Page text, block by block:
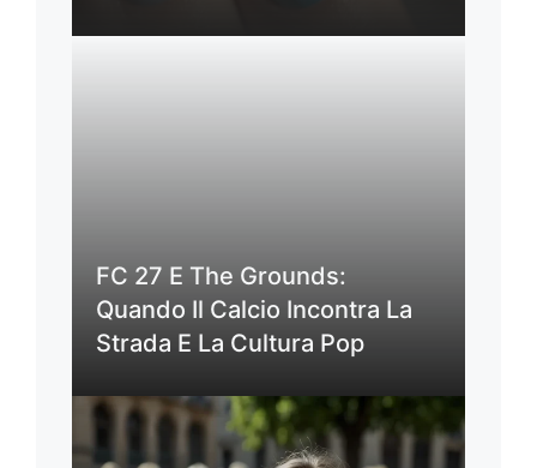
FC 27 E The Grounds:
Quando Il Calcio Incontra La
Strada E La Cultura Pop